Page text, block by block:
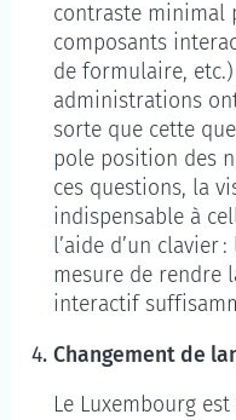
contraste minimal
composants
de formulaire, etc.)
administrations
sorte que cette
pole position des
ces questions, la
indispensable à
l’aide d’un clavier
mesure de rendre
interactif
Changement de
Le Luxembourg